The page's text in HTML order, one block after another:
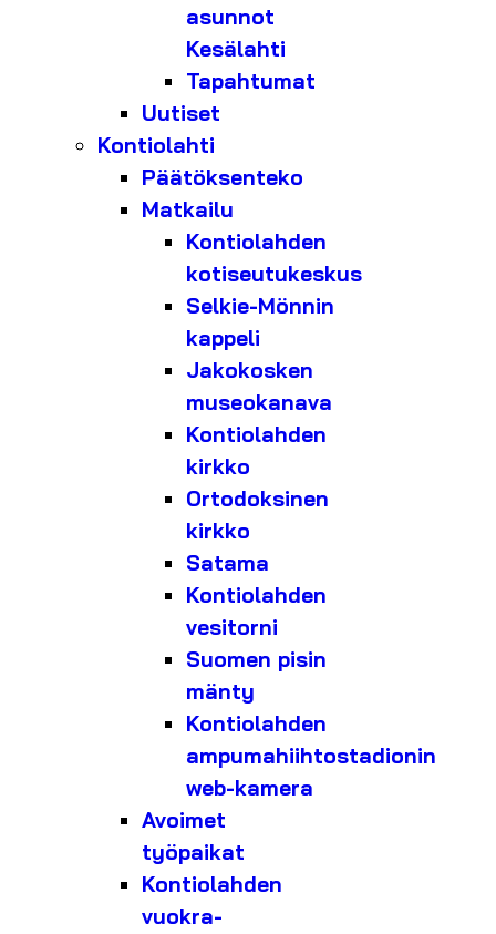
asunnot
Kesälahti
Tapahtumat
Uutiset
Kontiolahti
Päätöksenteko
Matkailu
Kontiolahden
kotiseutukeskus
Selkie-Mönnin
kappeli
Jakokosken
museokanava
Kontiolahden
kirkko
Ortodoksinen
kirkko
Satama
Kontiolahden
vesitorni
Suomen pisin
mänty
Kontiolahden
ampumahiihtostadionin
web-kamera
Avoimet
työpaikat
Kontiolahden
vuokra-